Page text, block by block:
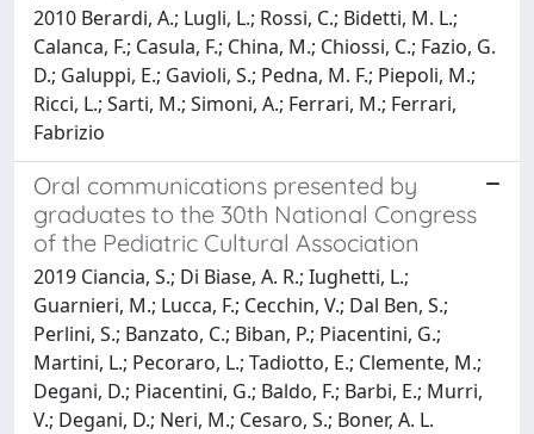
2010 Berardi, A.; Lugli, L.; Rossi, C.; Bidetti, M. L.;
Calanca, F.; Casula, F.; China, M.; Chiossi, C.; Fazio, G.
D.; Galuppi, E.; Gavioli, S.; Pedna, M. F.; Piepoli, M.;
Ricci, L.; Sarti, M.; Simoni, A.; Ferrari, M.; Ferrari,
Fabrizio
Oral communications presented by
graduates to the 30th National Congress
of the Pediatric Cultural Association
2019 Ciancia, S.; Di Biase, A. R.; Iughetti, L.;
Guarnieri, M.; Lucca, F.; Cecchin, V.; Dal Ben, S.;
Perlini, S.; Banzato, C.; Biban, P.; Piacentini, G.;
Martini, L.; Pecoraro, L.; Tadiotto, E.; Clemente, M.;
Degani, D.; Piacentini, G.; Baldo, F.; Barbi, E.; Murri,
V.; Degani, D.; Neri, M.; Cesaro, S.; Boner, A. L.